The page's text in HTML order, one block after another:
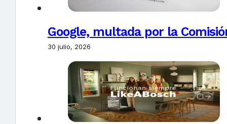
Google, multada por la
30 julio, 2026